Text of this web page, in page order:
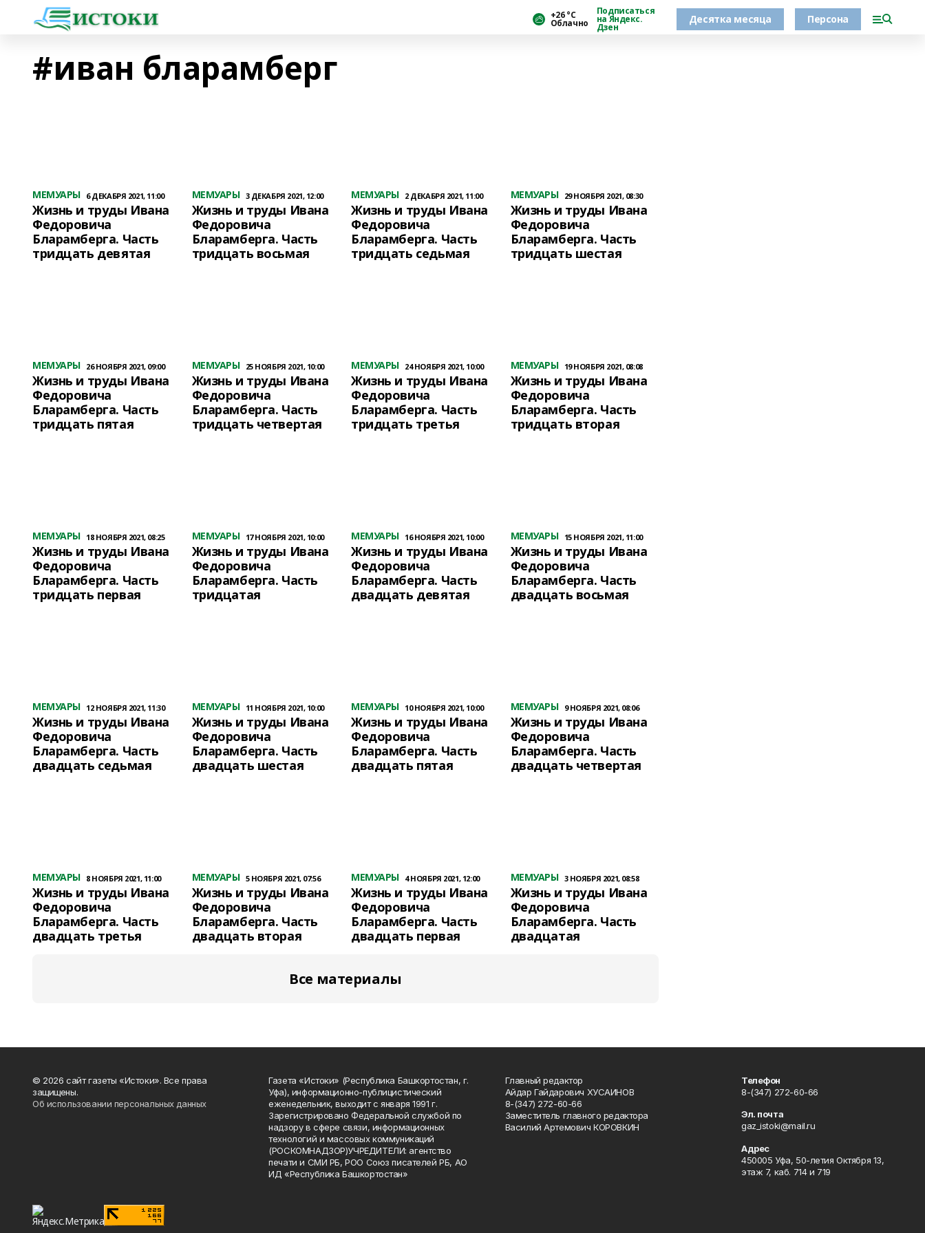
+26 °С
Облачно
Подписаться
на Яндекс.
Дзен
Десятка месяца Персона
#иван бларамберг
МЕМУАРЫ 6 ДЕКАБРЯ 2021, 11:00
Жизнь и труды Ивана
Федоровича
Бларамберга. Часть
тридцать девятая
МЕМУАРЫ 3 ДЕКАБРЯ 2021, 12:00
Жизнь и труды Ивана
Федоровича
Бларамберга. Часть
тридцать восьмая
МЕМУАРЫ 2 ДЕКАБРЯ 2021, 11:00
Жизнь и труды Ивана
Федоровича
Бларамберга. Часть
тридцать седьмая
МЕМУАРЫ 29 НОЯБРЯ 2021, 08:30
Жизнь и труды Ивана
Федоровича
Бларамберга. Часть
тридцать шестая
МЕМУАРЫ 26 НОЯБРЯ 2021, 09:00
Жизнь и труды Ивана
Федоровича
Бларамберга. Часть
тридцать пятая
МЕМУАРЫ 25 НОЯБРЯ 2021, 10:00
Жизнь и труды Ивана
Федоровича
Бларамберга. Часть
тридцать четвертая
МЕМУАРЫ 24 НОЯБРЯ 2021, 10:00
Жизнь и труды Ивана
Федоровича
Бларамберга. Часть
тридцать третья
МЕМУАРЫ 19 НОЯБРЯ 2021, 08:08
Жизнь и труды Ивана
Федоровича
Бларамберга. Часть
тридцать вторая
МЕМУАРЫ 18 НОЯБРЯ 2021, 08:25
Жизнь и труды Ивана
Федоровича
Бларамберга. Часть
тридцать первая
МЕМУАРЫ 17 НОЯБРЯ 2021, 10:00
Жизнь и труды Ивана
Федоровича
Бларамберга. Часть
тридцатая
МЕМУАРЫ 16 НОЯБРЯ 2021, 10:00
Жизнь и труды Ивана
Федоровича
Бларамберга. Часть
двадцать девятая
МЕМУАРЫ 15 НОЯБРЯ 2021, 11:00
Жизнь и труды Ивана
Федоровича
Бларамберга. Часть
двадцать восьмая
МЕМУАРЫ 12 НОЯБРЯ 2021, 11:30
Жизнь и труды Ивана
Федоровича
Бларамберга. Часть
двадцать седьмая
МЕМУАРЫ 11 НОЯБРЯ 2021, 10:00
Жизнь и труды Ивана
Федоровича
Бларамберга. Часть
двадцать шестая
МЕМУАРЫ 10 НОЯБРЯ 2021, 10:00
Жизнь и труды Ивана
Федоровича
Бларамберга. Часть
двадцать пятая
МЕМУАРЫ 9 НОЯБРЯ 2021, 08:06
Жизнь и труды Ивана
Федоровича
Бларамберга. Часть
двадцать четвертая
МЕМУАРЫ 8 НОЯБРЯ 2021, 11:00
Жизнь и труды Ивана
Федоровича
Бларамберга. Часть
двадцать третья
МЕМУАРЫ 5 НОЯБРЯ 2021, 07:56
Жизнь и труды Ивана
Федоровича
Бларамберга. Часть
двадцать вторая
МЕМУАРЫ 4 НОЯБРЯ 2021, 12:00
Жизнь и труды Ивана
Федоровича
Бларамберга. Часть
двадцать первая
МЕМУАРЫ 3 НОЯБРЯ 2021, 08:58
Жизнь и труды Ивана
Федоровича
Бларамберга. Часть
двадцатая
Все материалы
© 2026 сайт газеты «Истоки». Все права
защищены.
Об использовании персональных данных
Газета «Истоки» (Республика Башкортостан, г.
Уфа), информационно-публицистический
еженедельник, выходит с января 1991 г.
Зарегистрировано Федеральной службой по
надзору в сфере связи, информационных
технологий и массовых коммуникаций
(РОСКОМНАДЗОР)УЧРЕДИТЕЛИ: агентство
печати и СМИ РБ, РОО Союз писателей РБ, АО
ИД «Республика Башкортостан»
Главный редактор
Айдар Гайдарович ХУСАИНОВ
8-(347) 272-60-66
Заместитель главного редактора
Василий Артемович КОРОВКИН
Телефон
8-(347) 272-60-66
Эл. почта
gaz_istoki@mail.ru
Адрес
450005 Уфа, 50-летия Октября 13,
этаж 7, каб. 714 и 719